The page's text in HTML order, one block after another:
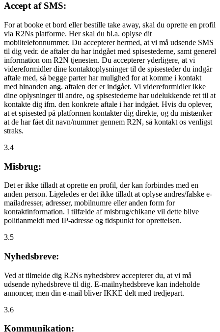
Accept af SMS:
For at booke et bord eller bestille take away, skal du oprette en profil
via R2Ns platforme. Her skal du bl.a. oplyse dit
mobiltelefonnummer. Du accepterer hermed, at vi må udsende SMS
til dig vedr. de aftaler du har indgået med spisestederne, samt generel
information om R2N tjenesten. Du accepterer yderligere, at vi
videreformidler dine kontaktoplysninger til de spisesteder du indgår
aftale med, så begge parter har mulighed for at komme i kontakt
med hinanden ang. aftalen der er indgået. Vi videreformidler ikke
dine oplysninger til andre, og spisestederne har udelukkende ret til at
kontakte dig ifm. den konkrete aftale i har indgået. Hvis du oplever,
at et spisested på platformen kontakter dig direkte, og du mistænker
at de har fået dit navn/nummer gennem R2N, så kontakt os venligst
straks.
3.4
Misbrug:
Det er ikke tilladt at oprette en profil, der kan forbindes med en
anden person. Ligeledes er det ikke tilladt at oplyse andres/falske e-
mailadresser, adresser, mobilnumre eller anden form for
kontaktinformation. I tilfælde af misbrug/chikane vil dette blive
politianmeldt med IP-adresse og tidspunkt for oprettelsen.
3.5
Nyhedsbreve:
Ved at tilmelde dig R2Ns nyhedsbrev accepterer du, at vi må
udsende nyhedsbreve til dig. E-mailnyhedsbreve kan indeholde
annoncer, men din e-mail bliver IKKE delt med tredjepart.
3.6
Kommunikation: